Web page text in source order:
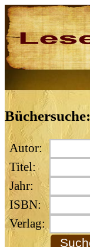
Büchersuche:
Autor:
Titel:
Jahr:
ISBN:
Verlag: